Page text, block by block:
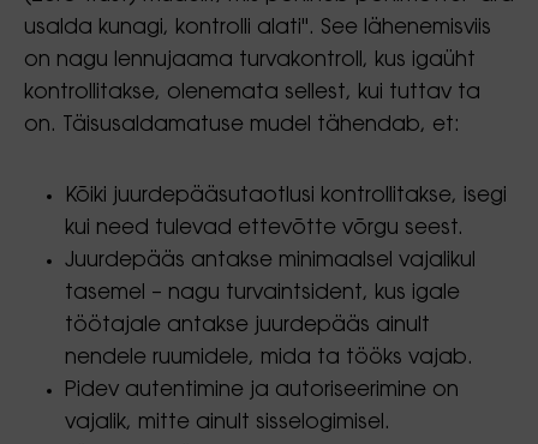
usalda kunagi, kontrolli alati". See lähenemisviis
on nagu lennujaama turvakontroll, kus igaüht
kontrollitakse, olenemata sellest, kui tuttav ta
on. Täisusaldamatuse mudel tähendab, et:
Kõiki juurdepääsutaotlusi kontrollitakse, isegi
kui need tulevad ettevõtte võrgu seest.
Juurdepääs antakse minimaalsel vajalikul
tasemel – nagu turvaintsident, kus igale
töötajale antakse juurdepääs ainult
nendele ruumidele, mida ta tööks vajab.
Pidev autentimine ja autoriseerimine on
vajalik, mitte ainult sisselogimisel.